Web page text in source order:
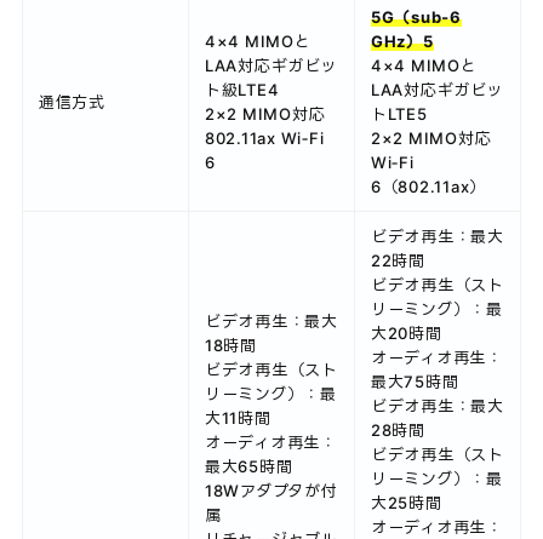
通信方式
4×4 MIMOと
LAA対応ギガビッ
ト級LTE4
2×2 MIMO対応
802.11ax Wi‑Fi
6
5G（sub‑6
GHz）5
4×4 MIMOと
LAA対応ギガビッ
トLTE5
2×2 MIMO対応
Wi‑Fi
6（802.11ax）
ビデオ再生：最大
18時間
ビデオ再生（スト
リーミング）：最
大11時間
オーディオ再生：
最大65時間
18Wアダプタが付
属
ビデオ再生：最大
22時間
ビデオ再生（スト
リーミング）：最
大20時間
オーディオ再生：
最大75時間
ビデオ再生：最大
28時間
ビデオ再生（スト
リーミング）：最
大25時間
オーディオ再生：